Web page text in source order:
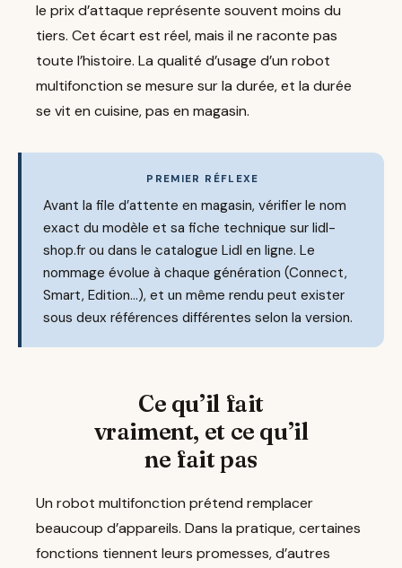
le prix d’attaque représente souvent moins du
tiers. Cet écart est réel, mais il ne raconte pas
toute l’histoire. La qualité d’usage d’un robot
multifonction se mesure sur la durée, et la durée
se vit en cuisine, pas en magasin.
PREMIER RÉFLEXE
Avant la file d’attente en magasin, vérifier le nom
exact du modèle et sa fiche technique sur lidl-
shop.fr ou dans le catalogue Lidl en ligne. Le
nommage évolue à chaque génération (Connect,
Smart, Edition…), et un même rendu peut exister
sous deux références différentes selon la version.
Ce qu’il fait
vraiment, et ce qu’il
ne fait pas
Un robot multifonction prétend remplacer
beaucoup d’appareils. Dans la pratique, certaines
fonctions tiennent leurs promesses, d’autres